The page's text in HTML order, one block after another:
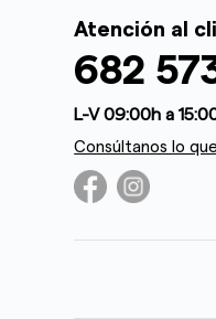
Atención al
682
L-V 09:00h a
Consúltanos lo